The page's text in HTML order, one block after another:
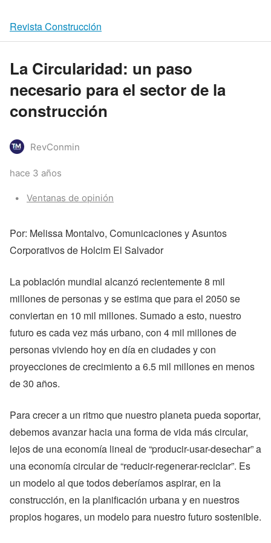
Revista Construcción
La Circularidad: un paso
necesario para el sector de la
construcción
RevConmin
hace 3 años
Categories:
Ventanas de opinión
Por: Melissa Montalvo, Comunicaciones y Asuntos
Corporativos de Holcim El Salvador
La población mundial alcanzó recientemente 8 mil
millones de personas y se estima que para el 2050 se
conviertan en 10 mil millones. Sumado a esto, nuestro
futuro es cada vez más urbano, con 4 mil millones de
personas viviendo hoy en día en ciudades y con
proyecciones de crecimiento a 6.5 mil millones en menos
de 30 años.
Para crecer a un ritmo que nuestro planeta pueda soportar,
debemos avanzar hacia una forma de vida más circular,
lejos de una economía lineal de “producir-usar-desechar” a
una economía circular de “reducir-regenerar-reciclar”. Es
un modelo al que todos deberíamos aspirar, en la
construcción, en la planificación urbana y en nuestros
propios hogares, un modelo para nuestro futuro sostenible.